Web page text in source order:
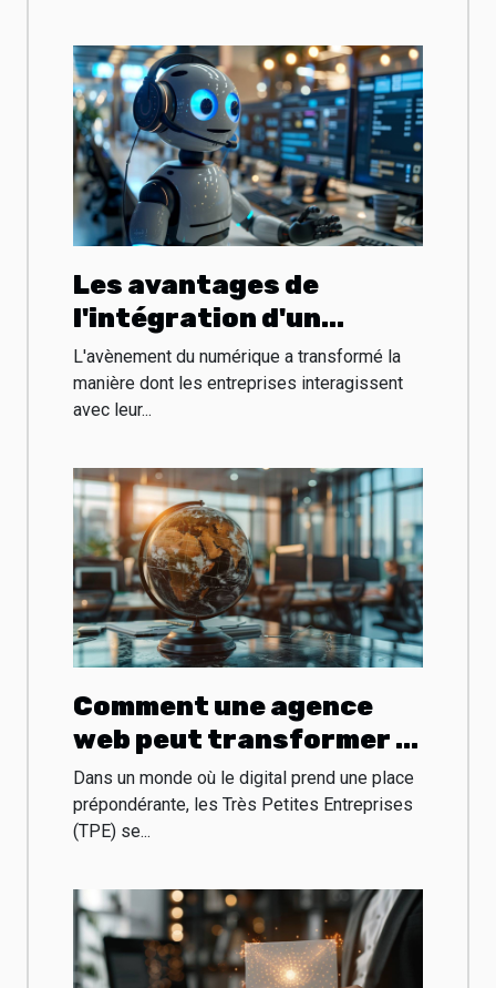
Les avantages de
l'intégration d'un
chatbot pour optimiser
la gestion de la clientèle
L'avènement du numérique a transformé la
manière dont les entreprises interagissent
avec leur...
Comment une agence
web peut transformer le
chiffre d'affaires des
TPE
Dans un monde où le digital prend une place
prépondérante, les Très Petites Entreprises
(TPE) se...